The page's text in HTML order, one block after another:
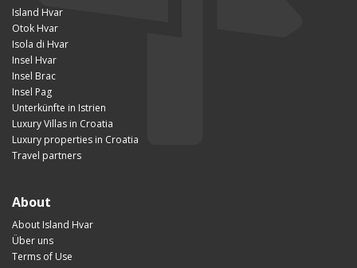
Island Hvar
Otok Hvar
Isola di Hvar
Insel Hvar
Insel Brac
Insel Pag
Unterkünfte in Istrien
Luxury Villas in Croatia
Luxury properties in Croatia
Travel partners
About
About Island Hvar
Über uns
Terms of Use